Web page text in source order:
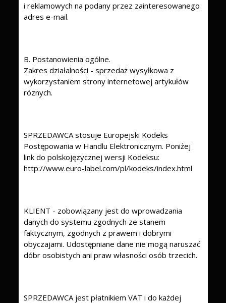
i reklamowych na podany przez zainteresowanego
adres e-mail.
B. Postanowienia ogólne.
Zakres działalności - sprzedaż wysyłkowa z
wykorzystaniem strony internetowej artykułów
róznych.
SPRZEDAWCA stosuje Europejski Kodeks
Postępowania w Handlu Elektronicznym. Poniżej
link do polskojęzycznej wersji Kodeksu:
http://www.euro-label.com/pl/kodeks/index.html
KLIENT - zobowiązany jest do wprowadzania
danych do systemu zgodnych ze stanem
faktycznym, zgodnych z prawem i dobrymi
obyczajami. Udostępniane dane nie mogą naruszać
dóbr osobistych ani praw własności osób trzecich.
SPRZEDAWCA jest płatnikiem VAT i do każdej